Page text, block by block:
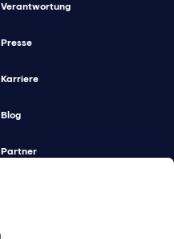
Verantwortung
Presse
Karriere
Blog
Partner